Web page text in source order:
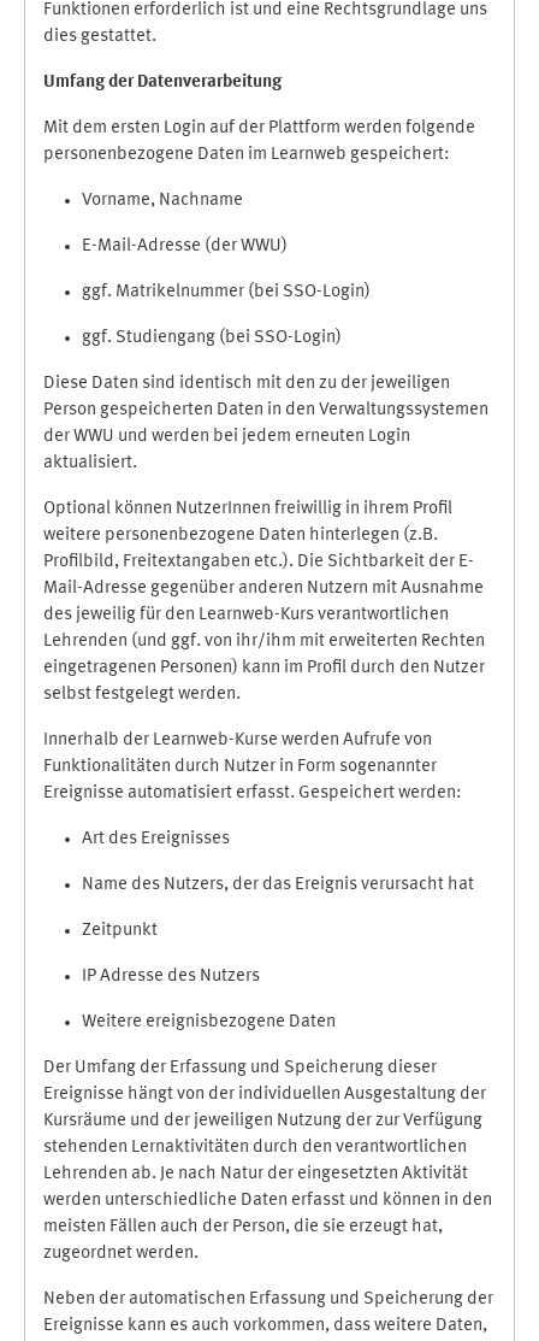
Funktionen erforderlich ist und eine Rechtsgrundlage uns
dies gestattet.
Umfang der Datenverarbeitung
Mit dem ersten Login auf der Plattform werden folgende
personenbezogene Daten im Learnweb gespeichert:
Vorname, Nachname
E-Mail-Adresse (der WWU)
ggf. Matrikelnummer (bei SSO-Login)
ggf. Studiengang (bei SSO-Login)
Diese Daten sind identisch mit den zu der jeweiligen
Person gespeicherten Daten in den Verwaltungssystemen
der WWU und werden bei jedem erneuten Login
aktualisiert.
Optional können NutzerInnen freiwillig in ihrem Profil
weitere personenbezogene Daten hinterlegen (z.B.
Profilbild, Freitextangaben etc.). Die Sichtbarkeit der E-
Mail-Adresse gegenüber anderen Nutzern mit Ausnahme
des jeweilig für den Learnweb-Kurs verantwortlichen
Lehrenden (und ggf. von ihr/ihm mit erweiterten Rechten
eingetragenen Personen) kann im Profil durch den Nutzer
selbst festgelegt werden.
Innerhalb der Learnweb-Kurse werden Aufrufe von
Funktionalitäten durch Nutzer in Form sogenannter
Ereignisse automatisiert erfasst. Gespeichert werden:
Art des Ereignisses
Name des Nutzers, der das Ereignis verursacht hat
Zeitpunkt
IP Adresse des Nutzers
Weitere ereignisbezogene Daten
Der Umfang der Erfassung und Speicherung dieser
Ereignisse hängt von der individuellen Ausgestaltung der
Kursräume und der jeweiligen Nutzung der zur Verfügung
stehenden Lernaktivitäten durch den verantwortlichen
Lehrenden ab. Je nach Natur der eingesetzten Aktivität
werden unterschiedliche Daten erfasst und können in den
meisten Fällen auch der Person, die sie erzeugt hat,
zugeordnet werden.
Neben der automatischen Erfassung und Speicherung der
Ereignisse kann es auch vorkommen, dass weitere Daten,